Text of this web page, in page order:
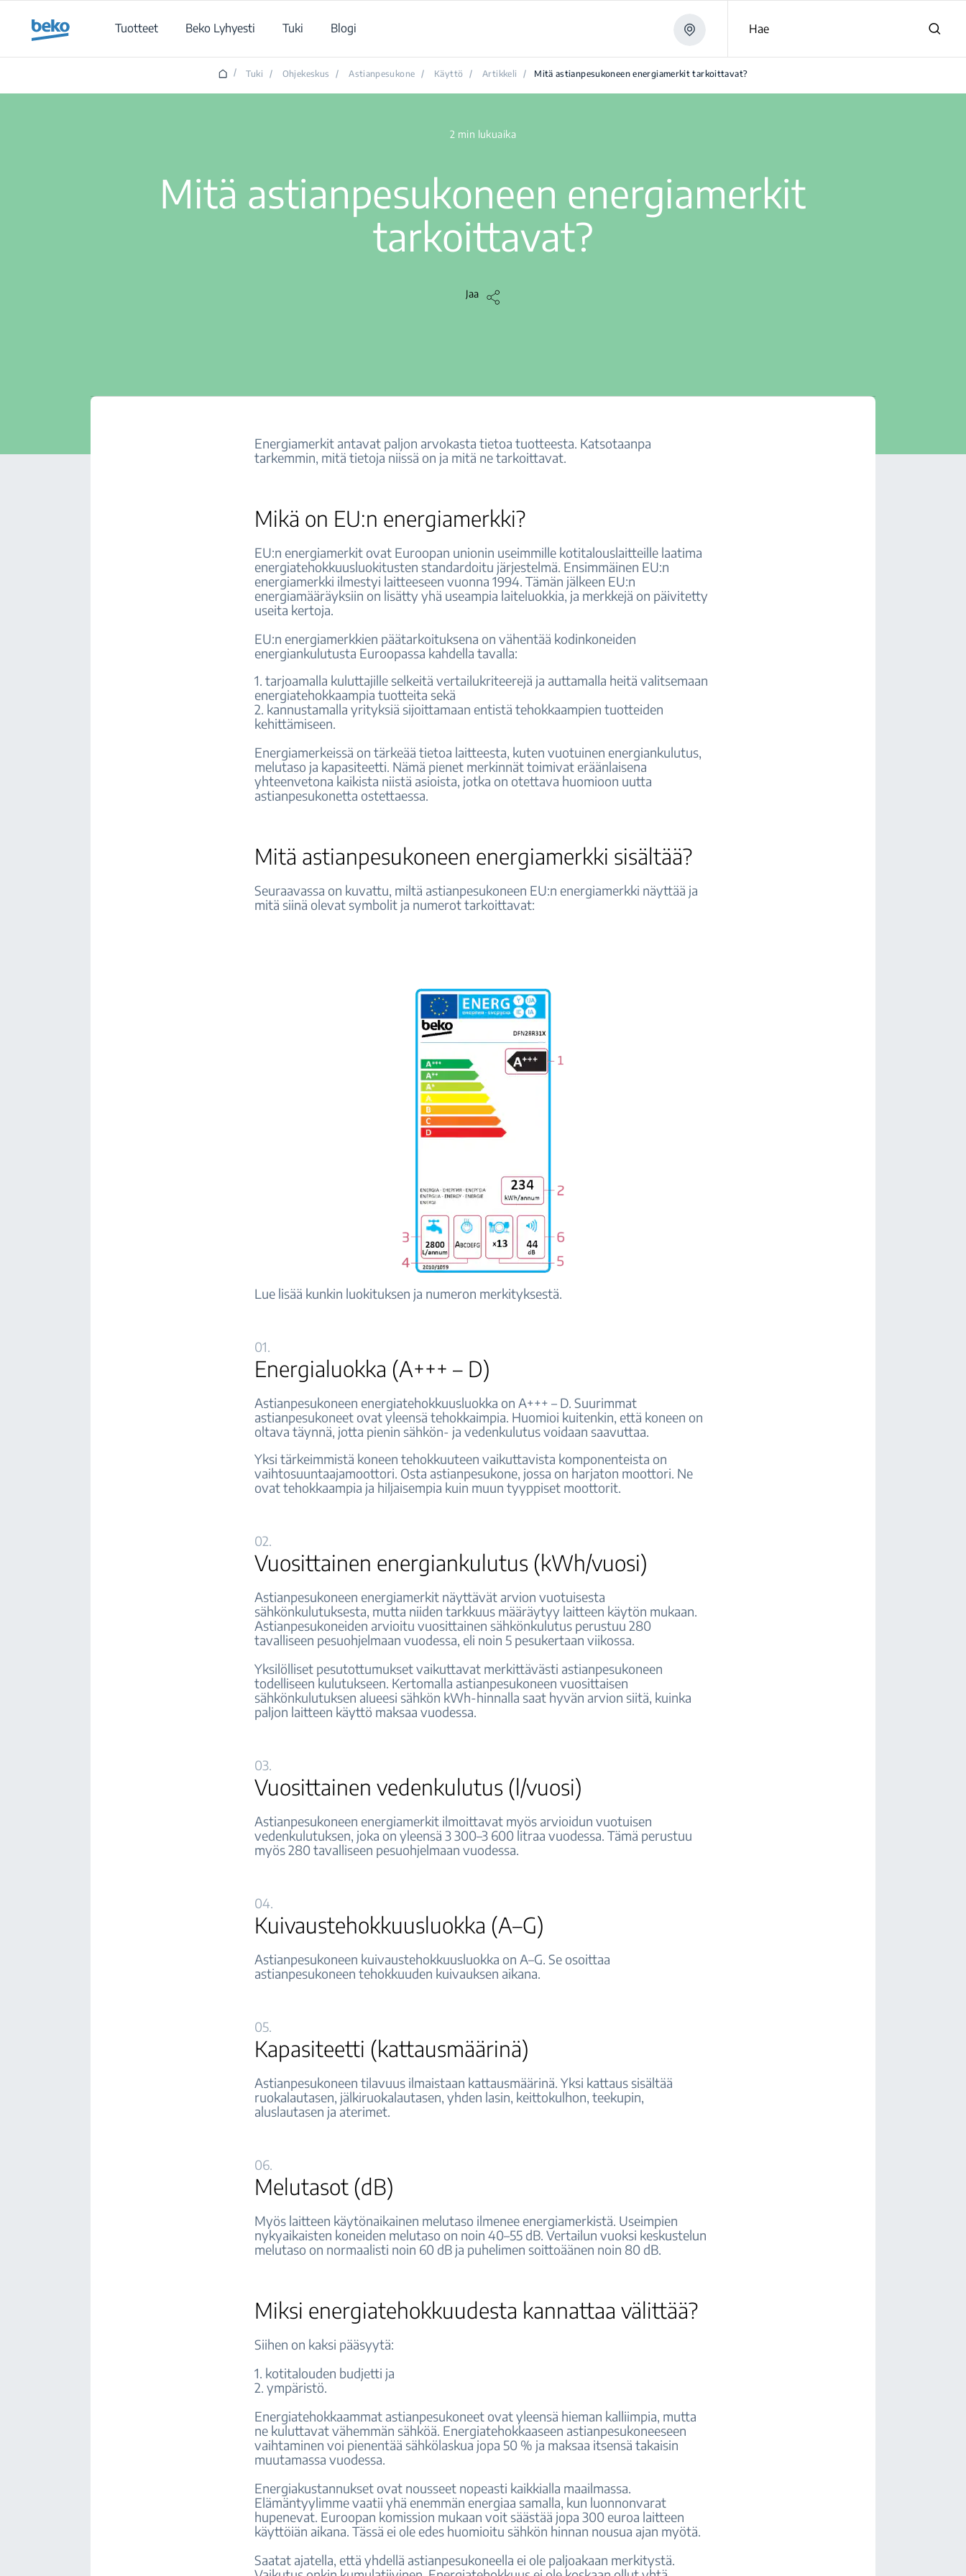
Tuotteet
Beko Lyhyesti Tuki Blogi Hae
/ Tuki / Ohjekeskus / Astianpesukone / Käyttö / Artikkeli / Mitä astianpesukoneen energiamerkit tarkoittavat?
2 min lukuaika
Mitä astianpesukoneen energiamerkit
tarkoittavat?
Jaa
Energiamerkit antavat paljon arvokasta tietoa tuotteesta. Katsotaanpa
tarkemmin, mitä tietoja niissä on ja mitä ne tarkoittavat.
Mikä on EU:n energiamerkki?
EU:n energiamerkit ovat Euroopan unionin useimmille kotitalouslaitteille laatima
energiatehokkuusluokitusten standardoitu järjestelmä. Ensimmäinen EU:n
energiamerkki ilmestyi laitteeseen vuonna 1994. Tämän jälkeen EU:n
energiamääräyksiin on lisätty yhä useampia laiteluokkia, ja merkkejä on päivitetty
useita kertoja.
EU:n energiamerkkien päätarkoituksena on vähentää kodinkoneiden
energiankulutusta Euroopassa kahdella tavalla:
1. tarjoamalla kuluttajille selkeitä vertailukriteerejä ja auttamalla heitä valitsemaan
energiatehokkaampia tuotteita sekä
2. kannustamalla yrityksiä sijoittamaan entistä tehokkaampien tuotteiden
kehittämiseen.
Energiamerkeissä on tärkeää tietoa laitteesta, kuten vuotuinen energiankulutus,
melutaso ja kapasiteetti. Nämä pienet merkinnät toimivat eräänlaisena
yhteenvetona kaikista niistä asioista, jotka on otettava huomioon uutta
astianpesukonetta ostettaessa.
Mitä astianpesukoneen energiamerkki sisältää?
Seuraavassa on kuvattu, miltä astianpesukoneen EU:n energiamerkki näyttää ja
mitä siinä olevat symbolit ja numerot tarkoittavat:
Lue lisää kunkin luokituksen ja numeron merkityksestä.
01.
Energialuokka (A+++ – D)
Astianpesukoneen energiatehokkuusluokka on A+++ – D. Suurimmat
astianpesukoneet ovat yleensä tehokkaimpia. Huomioi kuitenkin, että koneen on
oltava täynnä, jotta pienin sähkön- ja vedenkulutus voidaan saavuttaa.
Yksi tärkeimmistä koneen tehokkuuteen vaikuttavista komponenteista on
vaihtosuuntaajamoottori. Osta astianpesukone, jossa on harjaton moottori. Ne
ovat tehokkaampia ja hiljaisempia kuin muun tyyppiset moottorit.
02.
Vuosittainen energiankulutus (kWh/vuosi)
Astianpesukoneen energiamerkit näyttävät arvion vuotuisesta
sähkönkulutuksesta, mutta niiden tarkkuus määräytyy laitteen käytön mukaan.
Astianpesukoneiden arvioitu vuosittainen sähkönkulutus perustuu 280
tavalliseen pesuohjelmaan vuodessa, eli noin 5 pesukertaan viikossa.
Yksilölliset pesutottumukset vaikuttavat merkittävästi astianpesukoneen
todelliseen kulutukseen. Kertomalla astianpesukoneen vuosittaisen
sähkönkulutuksen alueesi sähkön kWh-hinnalla saat hyvän arvion siitä, kuinka
paljon laitteen käyttö maksaa vuodessa.
03.
Vuosittainen vedenkulutus (l/vuosi)
Astianpesukoneen energiamerkit ilmoittavat myös arvioidun vuotuisen
vedenkulutuksen, joka on yleensä 3 300–3 600 litraa vuodessa. Tämä perustuu
myös 280 tavalliseen pesuohjelmaan vuodessa.
04.
Kuivaustehokkuusluokka (A–G)
Astianpesukoneen kuivaustehokkuusluokka on A–G. Se osoittaa
astianpesukoneen tehokkuuden kuivauksen aikana.
05.
Kapasiteetti (kattausmäärinä)
Astianpesukoneen tilavuus ilmaistaan kattausmäärinä. Yksi kattaus sisältää
ruokalautasen, jälkiruokalautasen, yhden lasin, keittokulhon, teekupin,
aluslautasen ja aterimet.
06.
Melutasot (dB)
Myös laitteen käytönaikainen melutaso ilmenee energiamerkistä. Useimpien
nykyaikaisten koneiden melutaso on noin 40–55 dB. Vertailun vuoksi keskustelun
melutaso on normaalisti noin 60 dB ja puhelimen soittoäänen noin 80 dB.
Miksi energiatehokkuudesta kannattaa välittää?
Siihen on kaksi pääsyytä:
1. kotitalouden budjetti ja
2. ympäristö.
Energiatehokkaammat astianpesukoneet ovat yleensä hieman kalliimpia, mutta
ne kuluttavat vähemmän sähköä. Energiatehokkaaseen astianpesukoneeseen
vaihtaminen voi pienentää sähkölaskua jopa 50 % ja maksaa itsensä takaisin
muutamassa vuodessa.
Energiakustannukset ovat nousseet nopeasti kaikkialla maailmassa.
Elämäntyylimme vaatii yhä enemmän energiaa samalla, kun luonnonvarat
hupenevat. Euroopan komission mukaan voit säästää jopa 300 euroa laitteen
käyttöiän aikana. Tässä ei ole edes huomioitu sähkön hinnan nousua ajan myötä.
Saatat ajatella, että yhdellä astianpesukoneella ei ole paljoakaan merkitystä.